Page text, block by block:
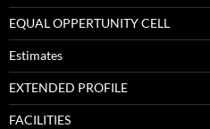
EQUAL OPPERTUNITY CELL
Estimates
EXTENDED PROFILE
FACILITIES